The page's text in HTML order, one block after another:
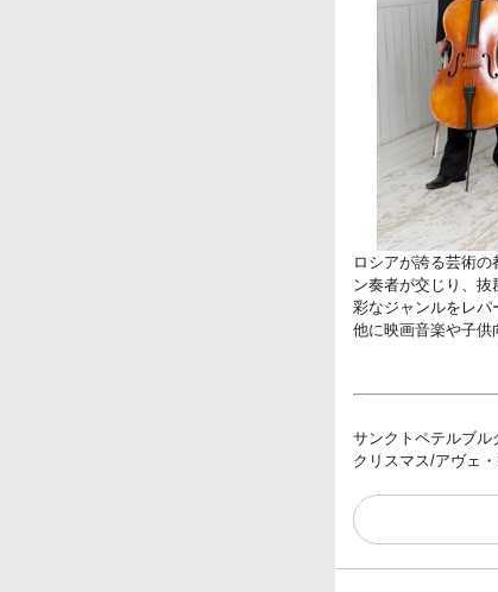
ロシアが誇る芸術
ン奏者が交じり、
彩なジャンルをレパ
他に映画音楽や子供
サンクトペテルブル
クリスマス/アヴェ